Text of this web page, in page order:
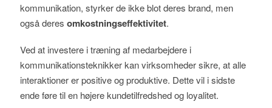
kommunikation, styrker de ikke blot deres brand, men
også deres omkostningseffektivitet.
Ved at investere i træning af medarbejdere i
kommunikationsteknikker kan virksomheder sikre, at alle
interaktioner er positive og produktive. Dette vil i sidste
ende føre til en højere kundetilfredshed og loyalitet.